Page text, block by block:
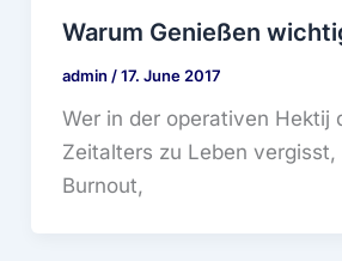
Warum Genießen
admin /17. June 2017
Wer in der operativen Hektij
Zeitalters zu Leben vergisst,
Burnout,